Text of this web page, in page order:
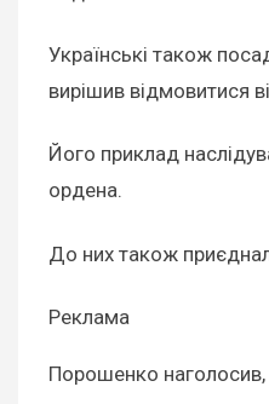
Українські також
вирішив відмовитися
Його приклад
ордена.
До них також
Реклама
Порошенко наголосив,